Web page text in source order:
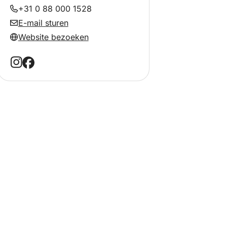
+31 0 88 000 1528
E-mail sturen
Website bezoeken